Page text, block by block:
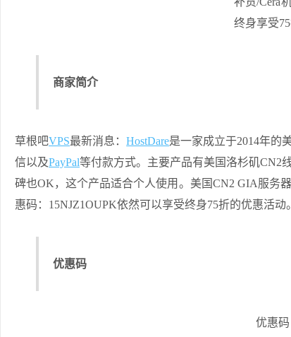
商家简介
草根吧VPS最新消息：HostDare是一家成立于2014年的
信以及PayPal等付款方式。主要产品有美国洛杉矶CN2
碑也OK，这个产品适合个人使用。美国CN2 GIA服务
惠码：15NJZ1OUPK依然可以享受终身75折的优惠活动。
优惠码
优惠码